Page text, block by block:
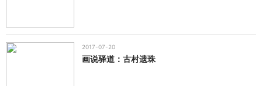
2017-07-20
画说驿道：古村遗珠